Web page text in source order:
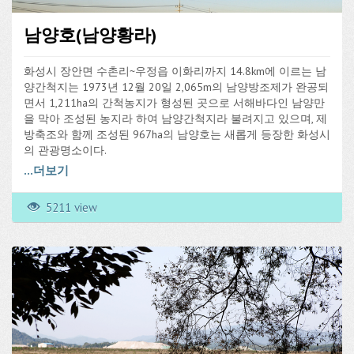
남양호(남양황라)
화성시 장안면 수촌리~우정읍 이화리까지 14.8km에 이르는 남
양간척지는 1973년 12월 20일 2,065m의 남양방조제가 완공되
면서 1,211ha의 간척농지가 형성된 곳으로 서해바다인 남양만
을 막아 조성된 농지라 하여 남양간척지라 불려지고 있으며, 제
방축조와 함께 조성된 967ha의 남양호는 새롭게 등장한 화성시
의 관광명소이다.
남양호는 농업용수는 물론 사시사철 강태공들이 즐겨찾는 곳으
로 특히 겨울철 얼음낚시터로 유명한 곳이며, 남양간척지에서
생산되는 쌀은 경기미 중 최고의 미질을 자랑하고 있다. 광활한
들녘은 계절따라 각기 다른 풍요로움을 안겨주지만 특히, 가을
다.
...더보기
5211 view